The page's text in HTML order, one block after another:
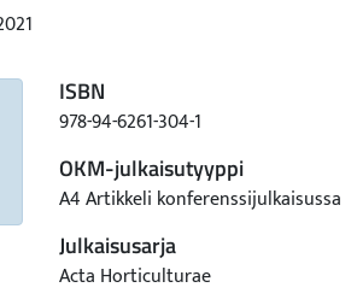
ISBN
978-94-6261-304-1
OKM-julkaisutyyppi
A4 Artikkeli konferenssijulkaisussa
Julkaisusarja
Acta Horticulturae